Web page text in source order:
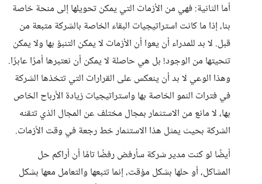
أما الثانية: فهي من الأزمات التي يمكن تحويلها إلى منحة خاصة
بنا، إذا ما كانت استراتيجيات البقاء الخاصة بالشركة متبعة من
قبل. لا بد للمدراء أن يعوا أن الأزمات لا يمكن التنبؤ بها ولا يمكن
تنحيتها من الوجود! بل هي حاصلة لا يمكن أن نعتبرها أمرًا عابرًا.
وهذا الوعي لا بد أن ينعكس على القرارات التي تتخذها الشركة
في فترات النمو الخاصة بها واستراتيجيات زيادة الأرباح الخاص
بها، لا مانع من الاستثمار بمجال مختلف عن المجال الذي تتقنه
الشركة بحيث يمثل هذا الاستثمار خط رجعة في وقت الأزمات.
أيضًا لو كنت مدير شركة سأرفض رفضًا تامًا أن أراكم حل
المشاكل، أو حلها بشكل مؤقت، إنما تتبعها والتعامل معها بشكل